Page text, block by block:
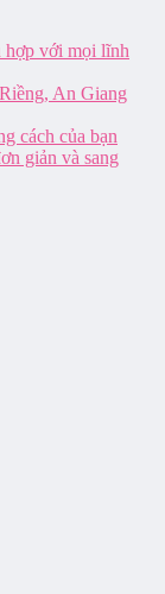
hợp với mọi lĩnh
An Giang
cách của bạn
giản và sang